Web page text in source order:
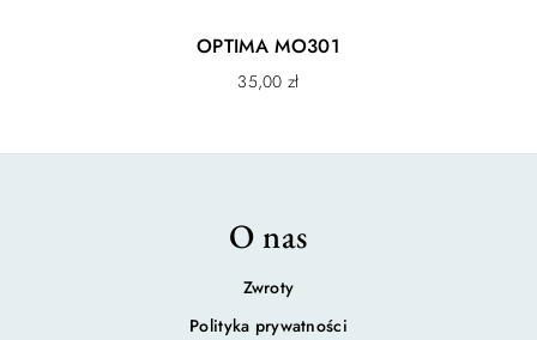
OPTIMA MO301
35,00zł
O nas
Zwroty
Polityka prywatności